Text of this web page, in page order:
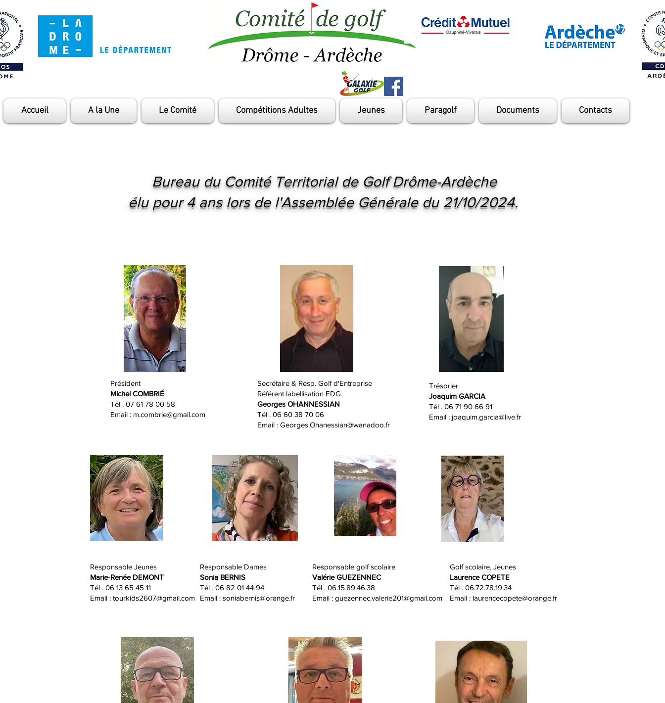
Accueil A la Une Le Comité Compétitions Adultes Jeunes Paragolf Documents Contacts
Bureau du Comité Territorial de Golf Drôme-Ardèche
élu pour 4 ans lors de l'Assemblée Générale du 21/10/2024.
Président
Michel COMBRIÉ
Tél . 07 61 78 00 58
Email : m.combrie@gmail.com
Secrétaire & Resp. Golf d'Entreprise
Référent labellisation EDG
Georges OHANNESSIAN
Tél . 06 60 38 70 06
Email : Georges.Ohanessian@wanadoo.fr
Trésorier
Joaquim GARCIA
Tél . 06 71 90 66 91
Email : joaquim.garcia@live.fr
Responsable Jeunes
Marie-Renée DEMONT
Tél . 06 13 65 45 11
Email : tourkids2607@gmail.com
Responsable golf scolaire
Valérie GUEZENNEC
Tél . 06.15.89.46.38
Email : guezennec.valerie201@gmail.com
Responsable Dames
Sonia BERNIS
Tél . 06 82 01 44 94
Email : soniabernis@orange.fr
Golf scolaire, Jeunes
Laurence COPETE
Tél . 06.72.78.19.34
Email : laurencecopete@orange.fr